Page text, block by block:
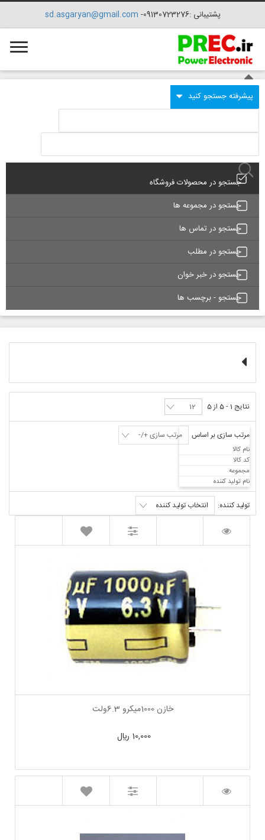
پشتیبانی :09130723276- sd.asgaryan@gmail.com
جستجو در محصولات فروشگاه
جستجو در مجموعه ها
جستجو در تماس ها
جستجو در مطلب
جستجو در خبر خوان
جستجو - برچسب ها
نتایج 1 - 5 از 5
مرتب سازی بر اساس مرتب سازی +/-
نام کالا
کد کالا
مجموعه
نام تولید کننده
تولید کننده: انتخاب تولید کننده
خازن 1000میکرو 6.3ولت
10,000 ﷼